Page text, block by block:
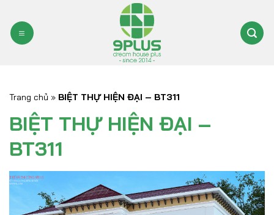
qua
nội
Trang chủ » BIỆT THỰ HIỆN ĐẠI – BT311
BIỆT THỰ HIỆN ĐẠI –
BT311